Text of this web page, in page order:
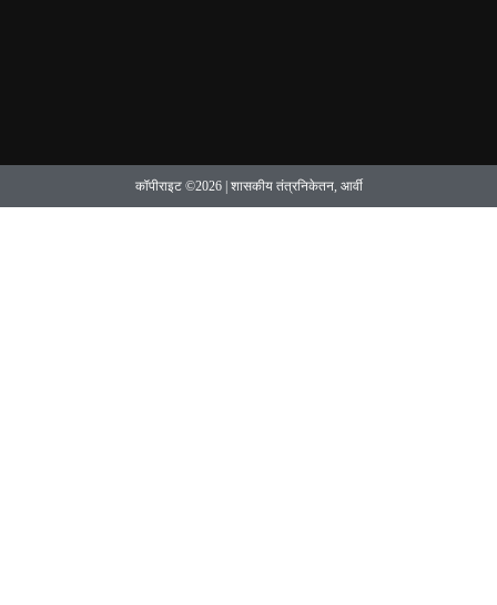
कॉपीराइट ©2026 | शासकीय तंत्रनिकेतन, आर्वी